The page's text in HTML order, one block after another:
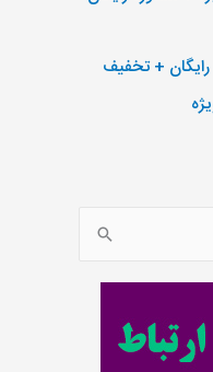
رایگان + تخفیف